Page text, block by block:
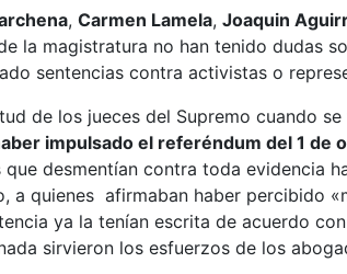
, Carmen Lamela, Joaquin
la magistratura no han tenido dudas
sentencias contra activistas o
de los jueces del Supremo cuando
impulsado el referéndum del 1 de
desmentían contra toda evidencia
a quienes afirmaban haber percibido
ya la tenían escrita de acuerdo
sirvieron los esfuerzos de los